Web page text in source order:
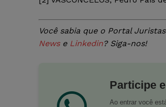
Você sabia que o Portal
Newse Linkedin? Siga-nos!
Participe
Ao entrar você